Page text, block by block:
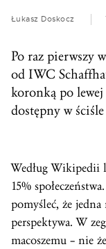
Łukasz Doskocz
Po raz pierwszy
od IWC
koronką po
dostępny w
Według Wikipedii
15%
pomyśleć, że
perspektywa. W
macoszemu – nie